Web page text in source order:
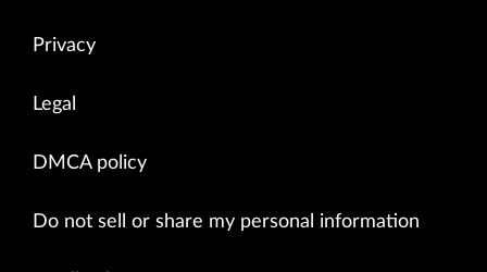
Privacy
Legal
DMCA policy
Do not sell or share my personal information